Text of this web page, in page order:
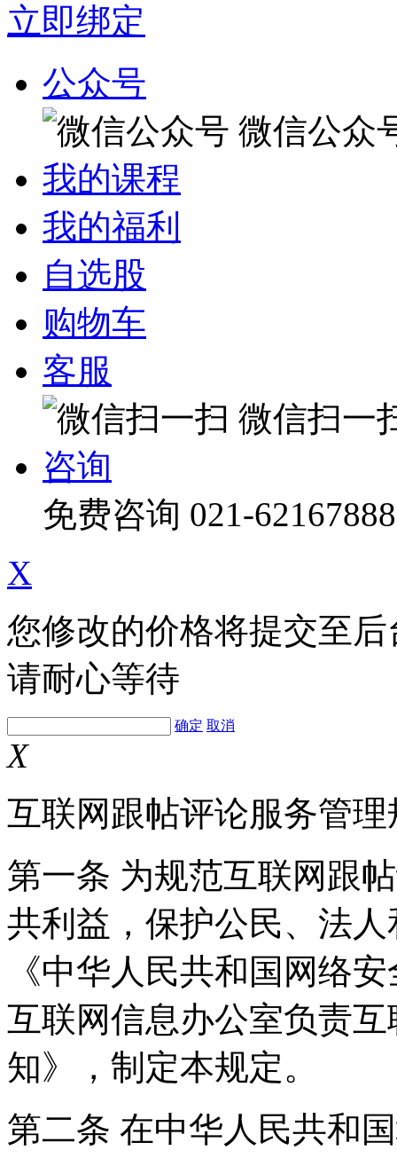
立即绑定
公众号
微信公众
我的课程
我的福利
自选股
购物车
客服
微信扫一
咨询
免费咨询 021-62167888
X
您修改的价格将提交至
请耐心等待
确定 取消
X
互联网跟帖评论服务管理
第一条 为规范互联网跟
共利益，保护公民、法
《中华人民共和国网络
互联网信息办公室负责
知》，制定本规定。
第二条 在中华人民共和